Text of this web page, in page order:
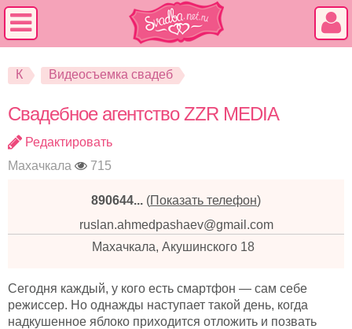
К Видеосъемка свадеб
Свадебное агентство ZZR MEDIA
Редактировать
Махачкала
715
890644... (Показать телефон)
ruslan.ahmedpashaev@gmail.com
Махачкала, Акушинского 18
Сегодня каждый, у кого есть смартфон — сам себе
режиссер. Но однажды наступает такой день, когда
надкушенное яблоко приходится отложить и позвать